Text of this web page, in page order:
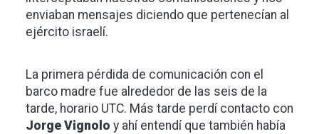
enviaban mensajes diciendo que pertenecían al
ejército israelí.
La primera pérdida de comunicación con el
barco madre fue alrededor de las seis de la
tarde, horario UTC. Más tarde perdí contacto con
Jorge Vignolo y ahí entendí que también había